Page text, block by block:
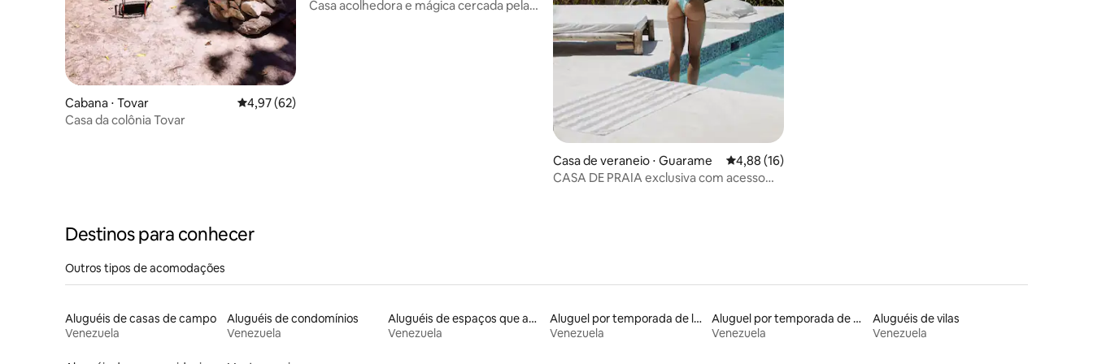
Cabana ⋅ Tovar 4,97 de uma avaliação média de 5, 62 avaliações
4,97 (62)
Casa da colônia Tovar
Casa acolhedora e mágica cercada pela
Casa de veraneio ⋅ Guarame 4,88 de uma avaliação média de 5, 16 avaliações
4,88 (16)
CASA DE PRAIA exclusiva com acesso
Destinos para conhecer
Outros tipos de acomodações
Aluguéis de casas de campo
Venezuela
Aluguéis de condomínios
Venezuela
Aluguéis de espaços que aceitam animais de estimação
Venezuela
Aluguel por temporada de lofts
Venezuela
Aluguel por temporada de alojamentos ecológicos
Venezuela
Aluguéis de vilas
Venezuela